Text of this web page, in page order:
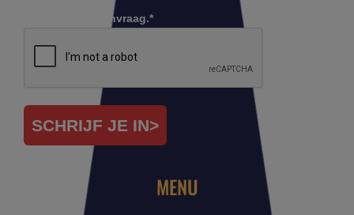
Controleer je aanvraag.*
SCHRIJF JE IN>
MENU